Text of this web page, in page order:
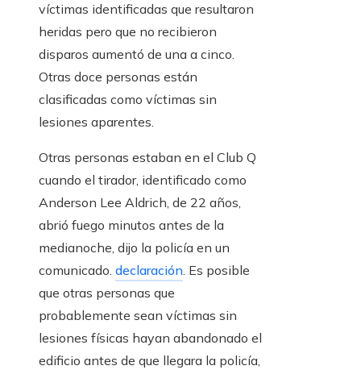
víctimas identificadas que resultaron
heridas pero que no recibieron
disparos aumentó de una a cinco.
Otras doce personas están
clasificadas como víctimas sin
lesiones aparentes.
Otras personas estaban en el Club Q
cuando el tirador, identificado como
Anderson Lee Aldrich, de 22 años,
abrió fuego minutos antes de la
medianoche, dijo la policía en un
comunicado. declaración. Es posible
que otras personas que
probablemente sean víctimas sin
lesiones físicas hayan abandonado el
edificio antes de que llegara la policía,